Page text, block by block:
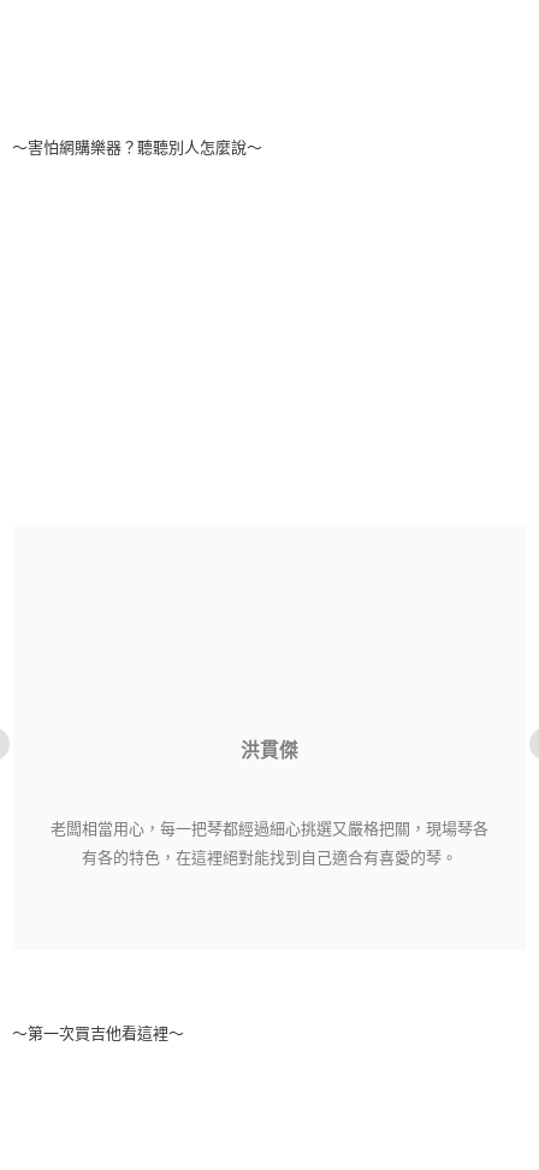
～害怕網購樂器？聽聽別人怎麼說～
洪貫傑
老闆相當用心，每一把琴都經過細心挑選又嚴格把關，現場琴各
有各的特色，在這裡絕對能找到自己適合有喜愛的琴。
～第一次買吉他看這裡～